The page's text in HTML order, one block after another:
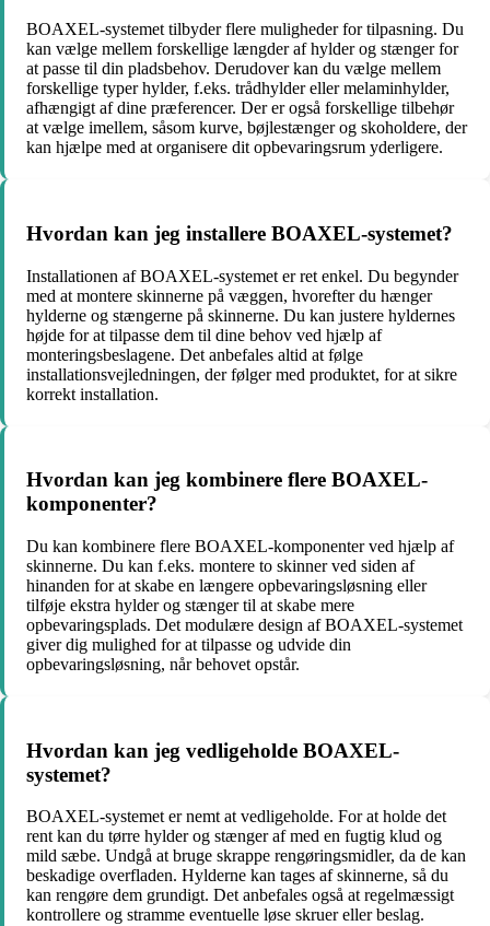
BOAXEL-systemet tilbyder flere muligheder for tilpasning. Du
kan vælge mellem forskellige længder af hylder og stænger for
at passe til din pladsbehov. Derudover kan du vælge mellem
forskellige typer hylder, f.eks. trådhylder eller melaminhylder,
afhængigt af dine præferencer. Der er også forskellige tilbehør
at vælge imellem, såsom kurve, bøjlestænger og skoholdere, der
kan hjælpe med at organisere dit opbevaringsrum yderligere.
Hvordan kan jeg installere BOAXEL-systemet?
Installationen af BOAXEL-systemet er ret enkel. Du begynder
med at montere skinnerne på væggen, hvorefter du hænger
hylderne og stængerne på skinnerne. Du kan justere hyldernes
højde for at tilpasse dem til dine behov ved hjælp af
monteringsbeslagene. Det anbefales altid at følge
installationsvejledningen, der følger med produktet, for at sikre
korrekt installation.
Hvordan kan jeg kombinere flere BOAXEL-
komponenter?
Du kan kombinere flere BOAXEL-komponenter ved hjælp af
skinnerne. Du kan f.eks. montere to skinner ved siden af
hinanden for at skabe en længere opbevaringsløsning eller
tilføje ekstra hylder og stænger til at skabe mere
opbevaringsplads. Det modulære design af BOAXEL-systemet
giver dig mulighed for at tilpasse og udvide din
opbevaringsløsning, når behovet opstår.
Hvordan kan jeg vedligeholde BOAXEL-
systemet?
BOAXEL-systemet er nemt at vedligeholde. For at holde det
rent kan du tørre hylder og stænger af med en fugtig klud og
mild sæbe. Undgå at bruge skrappe rengøringsmidler, da de kan
beskadige overfladen. Hylderne kan tages af skinnerne, så du
kan rengøre dem grundigt. Det anbefales også at regelmæssigt
kontrollere og stramme eventuelle løse skruer eller beslag.